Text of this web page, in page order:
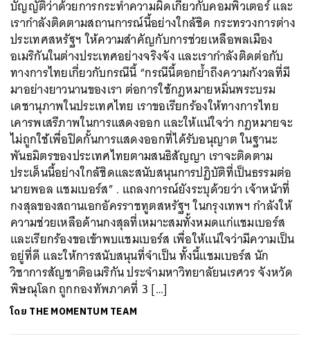
บัญญัติว่าด้วยการกระทำความผิดเกี่ยวกับคอมพิวเตอร์ และ
เรากำลังติดตามสถานการณ์นี้อย่างใกล้ชิด กระทรวงการต่าง
ประเทศสหรัฐฯ ให้ความสำคัญกับการช่วยเหลือพลเมือง
อเมริกันในต่างประเทศอย่างจริงจัง และเรากำลังติดต่อกับ
ทางการไทยเกี่ยวกับกรณีนี้ “กรณีนี้ตอกย้ำถึงความกังวลที่มี
มาอย่างยาวนานของเรา ต่อการใช้กฎหมายหมิ่นพระบรม
เดชานุภาพในประเทศไทย เราขอเรียกร้องให้ทางการไทย
เคารพเสรีภาพในการแสดงออก และให้แน่ใจว่า กฎหมายจะ
ไม่ถูกใช้เพื่อปิดกั้นการแสดงออกที่ได้รับอนุญาต ในฐานะ
พันธมิตรของประเทศไทยตามสนธิสัญญา เราจะติดตาม
ประเด็นนี้อย่างใกล้ชิดและสนับสนุนการปฏิบัติที่เป็นธรรมต่อ
นายพอล แชมเบอร์ส” . แถลงการณ์ยังระบุด้วยว่า เจ้าหน้าที่
กงสุลของสถานเอกอัครราชทูตสหรัฐฯ ในกรุงเทพฯ กำลังให้
ความช่วยเหลือด้านกงสุลที่เหมาะสมทั้งหมดแก่แชมเบอร์ส
และเรียกร้องขอเข้าพบแชมเบอร์ส เพื่อให้แน่ใจว่ามีความเป็น
อยู่ที่ดี และให้การสนับสนุนที่จำเป็น ทั้งนี้แชมเบอร์ส นัก
วิชาการสัญชาติอเมริกัน ประจำมหาวิทยาลัยนเรศวร จังหวัด
พิษณุโลก ถูกกองทัพภาคที่ 3 […]
โดย THE MOMENTUM TEAM